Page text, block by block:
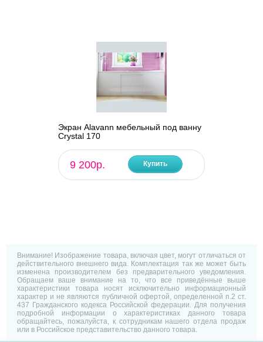
Экран Alavann мебельный под ванну
Crystal 170
9 200р. Купить
Внимание! Изображение товара, включая цвет, могут отличаться от
действительного внешнего вида. Комплектация так же может быть
изменена производителем без предварительного уведомления.
Обращаем ваше внимание на то, что все приведённые выше
характеристики товара носят исключительно информационный
характер и не являются публичной офертой, определенной п.2 ст.
437 Гражданского кодекса Российской федерации. Для получения
подробной информации о характеристиках данного товара
обращайтесь, пожалуйста, к сотрудникам нашего отдела продаж
или в Российское представительство данного товара.